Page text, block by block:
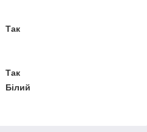
Так
Так
Білий